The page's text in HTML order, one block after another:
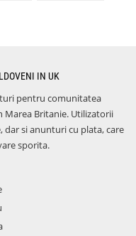
IN UK
pentru comunitatea
Marea Britanie. Utilizatorii
si anunturi cu plata, care
sporita.